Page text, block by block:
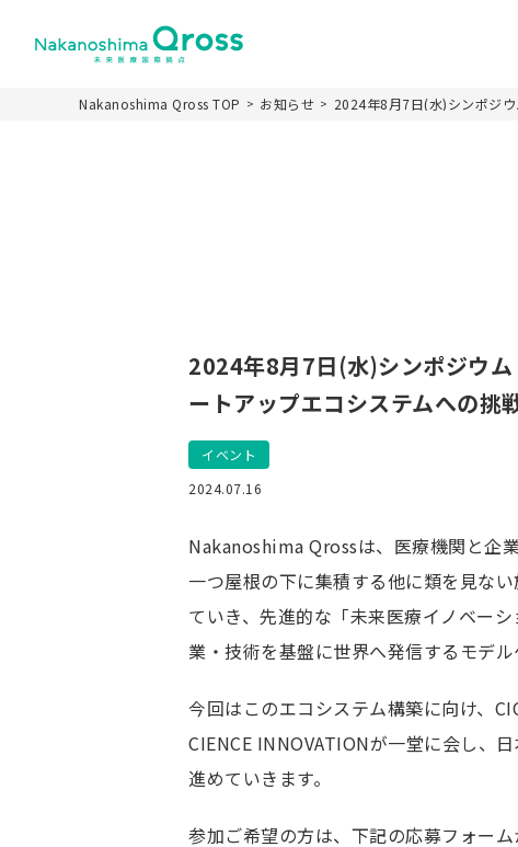
パーパス
施設概要
未来医療イノベーシ
運営主体
事業紹介
未来を拓く再生医療
高度CDMO人材育成プ
創薬クラスターキャン
Nakanoshima Qross TOP お知らせ 2024年8月7日(水)シンポジ
2024年8月7日(水)シンポジウ
ートアップエコシステムへの挑
イベント
2024.07.16
Nakanoshima Qrossは、医療機関と企
一つ屋根の下に集積する他に類を見な
ていき、先進的な「未来医療イノベー
業・技術を基盤に世界へ発信するモデル
今回はこのエコシステム構築に向け、
CIENCE INNOVATIONが一堂に会し、
進めていきます。
参加ご希望の方は、下記の応募フォーム